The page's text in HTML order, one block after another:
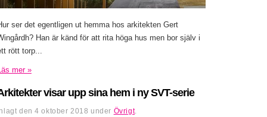
ser det egentligen ut hemma hos arkitekten Gert
Han är känd för att rita höga hus men bor själv i
rött torp...
mer »
visar upp sina hem i ny SVT-serie
den4 oktober 2018 under Övrigt.